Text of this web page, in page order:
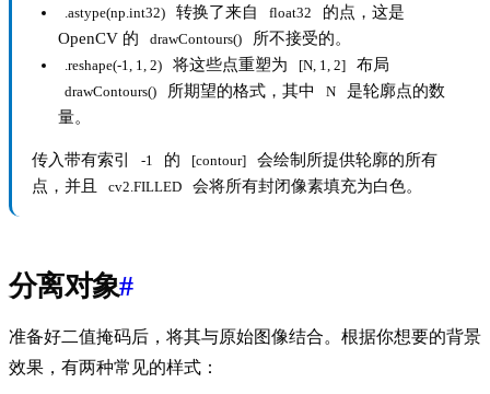
.astype(np.int32) 转换了来自 float32
的点，这是
OpenCV 的
drawContours() 所不接受的。
.reshape(-1, 1, 2) 将这些点重塑为 [N, 1, 2] 布局
drawContours() 所期望的格式，其中 N
是轮廓点的数
量。
传入带有索引 -1 的 [contour]
会绘制所提供轮廓的所有
点，并且
cv2.FILLED 会将所有封闭像素填充为白色。
分离对象#
准备好二值掩码后，将其与原始图像结合。根据你想要的背景
效果，有两种常见的样式：